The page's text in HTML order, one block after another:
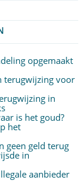
opgemaakt
terugwijzing voor
in
is het goud?
het
geen geld terug
in
aanbieder